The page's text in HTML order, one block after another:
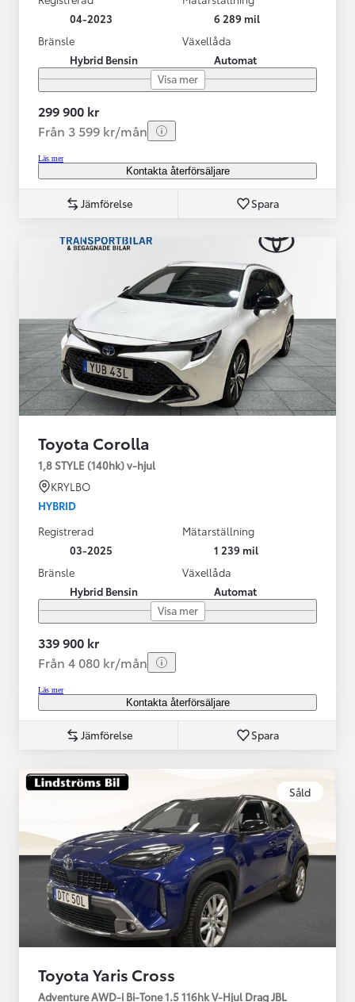
04-2023
6 289 mil
Bränsle
Hybrid Bensin
Växellåda
Automat
Visa mer
299 900 kr
Från 3 599 kr/mån
Läs mer
Kontakta återförsäljare
Jämförelse Spara
Toyota Corolla
1,8 STYLE (140hk) v-hjul
KRYLBO
HYBRID
Registrerad
03-2025
Mätarställning
1 239 mil
Bränsle
Hybrid Bensin
Växellåda
Automat
Visa mer
339 900 kr
Från 4 080 kr/mån
Läs mer
Kontakta återförsäljare
Jämförelse Spara
Såld
Toyota Yaris Cross
Adventure AWD-i Bi-Tone 1.5 116hk V-Hjul Drag JBL